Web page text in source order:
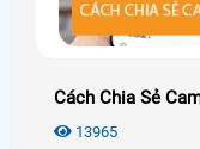
Cách Chia Sẻ
13965